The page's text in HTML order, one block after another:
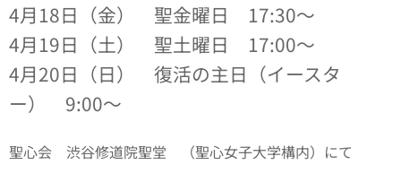
4月18日（金） 聖金曜日 17:30～
4月19日（土） 聖土曜日 17:00～
4月20日（日） 復活の主日（イースタ
ー） 9:00～
聖心会 渋谷修道院聖堂 （聖心女子大学構内）にて